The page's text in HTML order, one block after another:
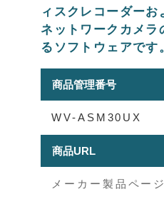
ィスクレコーダーお
ネットワークカメ
るソフトウェアです
商品管理番号
WV-ASM30UX
商品URL
メーカー製品ページ